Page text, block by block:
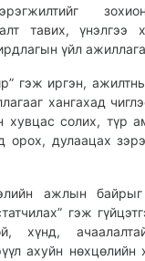
тавих, үнэлгээ
үйл
гэж иргэн,
хангахад
хувцас солих, түр
орох, дулаацах
ажлын
гэж
хүнд,
ахуйн